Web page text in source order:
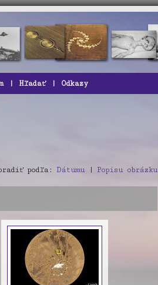
| Hľadať | Odkazy
podľa: Dátumu | Popisu obrázku